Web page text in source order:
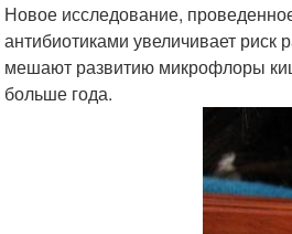
Новое исследование,
антибиотиками увеличивает
мешают развитию микрофлоры
больше года.